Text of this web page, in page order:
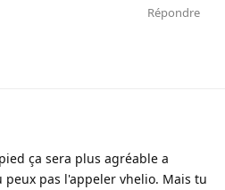
Répondre
ça sera plus agréable a
pas l'appeler vhelio. Mais tu